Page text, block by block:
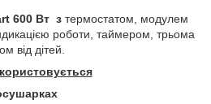
600 Вт з термостатом, модулем
роботи, таймером, трьома
від дітей.